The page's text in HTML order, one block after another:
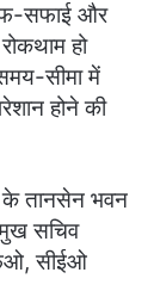
सफाई और
हो
सीमा में
होने की
के तानसेन भवन
सचिव
सीईओ